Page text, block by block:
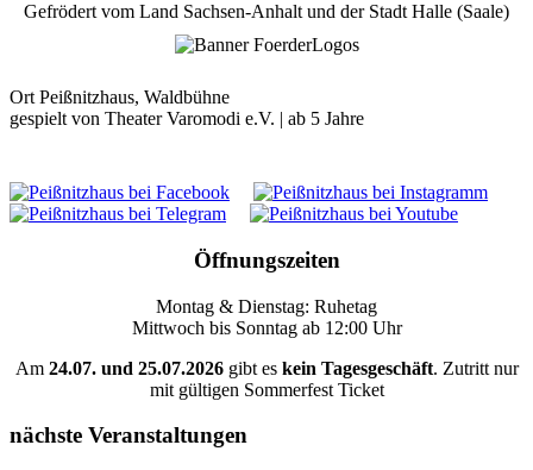
Gefrödert vom Land Sachsen-Anhalt und der Stadt Halle (Saale)
Ort Peißnitzhaus, Waldbühne
gespielt von Theater Varomodi e.V. | ab 5 Jahre
Öffnungszeiten
Montag & Dienstag: Ruhetag
Mittwoch bis Sonntag ab 12:00 Uhr
Am 24.07. und 25.07.2026gibt eskein Tagesgeschäft. Zutritt nur
mit gültigen Sommerfest Ticket
nächste Veranstaltungen